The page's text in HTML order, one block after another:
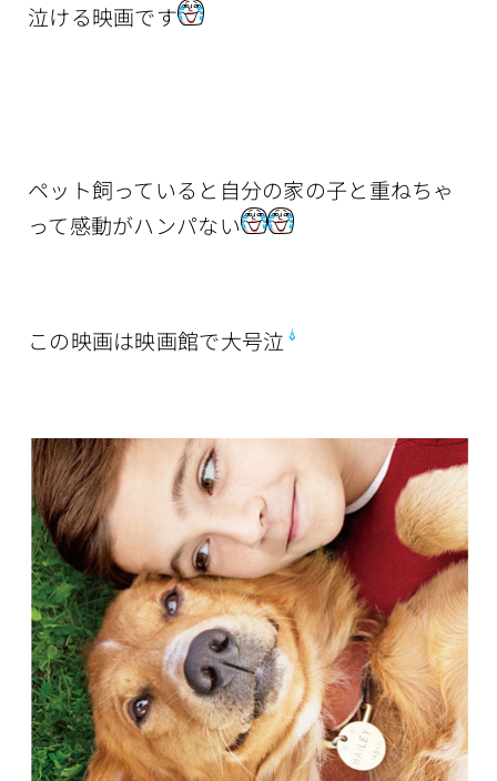
泣ける映画です
ペット飼っていると自分の家の子と重ねちゃ
って感動がハンパない
この映画は映画館で大号泣